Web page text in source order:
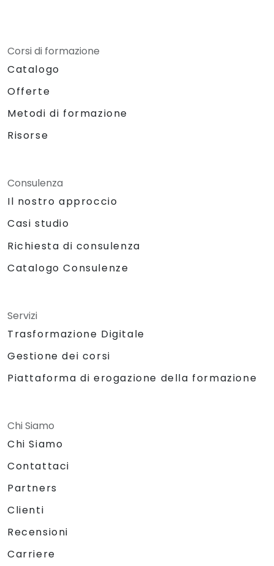
Corsi di formazione
Catalogo
Offerte
Metodi di formazione
Risorse
Consulenza
Il nostro approccio
Casi studio
Richiesta di consulenza
Catalogo Consulenze
Servizi
Trasformazione Digitale
Gestione dei corsi
Piattaforma di erogazione della formazione
Chi Siamo
Chi Siamo
Contattaci
Partners
Clienti
Recensioni
Carriere